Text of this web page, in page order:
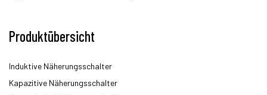
Produktübersicht
Induktive Näherungsschalter
Kapazitive Näherungsschalter